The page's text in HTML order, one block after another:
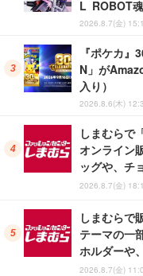
L ROBOT
2026.8.7(金)
『ポケカ
N」が
入り）
2026.8.6(木)
しまむらで
オンライン
ッグや、チ
2026.8.7(金)
しまむらで
テーマの一
ホルダーや
2026.8.7(金)